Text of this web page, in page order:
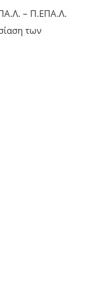
– Π.ΕΠΑ.Λ.
των